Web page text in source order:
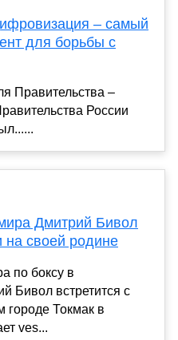
– самый
для борьбы с
Правительства –
России
Дмитрий Бивол
на своей родине
по боксу в
Бивол встретится с
Токмак в
ves...